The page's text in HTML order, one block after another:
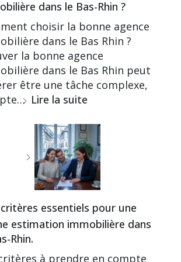
dans le Bas-Rhin ?
choisir la bonne agence
dans le Bas Rhin ?
la bonne agence
dans le Bas Rhin peut
être une tâche complexe,
Lire la suite
essentiels pour une
estimation immobilière dans
Rhin.
à prendre en compte